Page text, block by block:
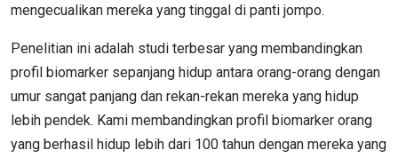
mengecualikan mereka yang tinggal di panti jompo.
Penelitian ini adalah studi terbesar yang membandingkan
profil biomarker sepanjang hidup antara orang-orang dengan
umur sangat panjang dan rekan-rekan mereka yang hidup
lebih pendek. Kami membandingkan profil biomarker orang
yang berhasil hidup lebih dari 100 tahun dengan mereka yang